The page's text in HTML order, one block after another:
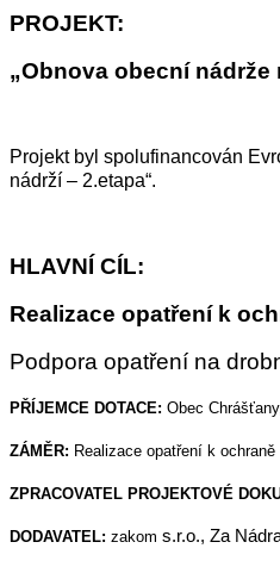
PROJEKT:
„Obnova obecní nádrže
Projekt byl spolufinancován
nádrží – 2.etapa“.
HLAVNÍ CÍL:
Realizace opatření k
Podpora opatření na
PŘÍJEMCE DOTACE: Obec
ZÁMĚR: Realizace opatření k ochraně
ZPRACOVATEL PROJEKTOVÉ
DODAVATEL: zakom s.r.o., Za